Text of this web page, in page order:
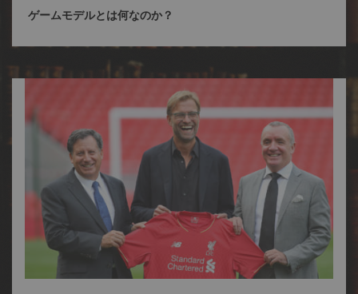
ゲームモデルとは何なのか？